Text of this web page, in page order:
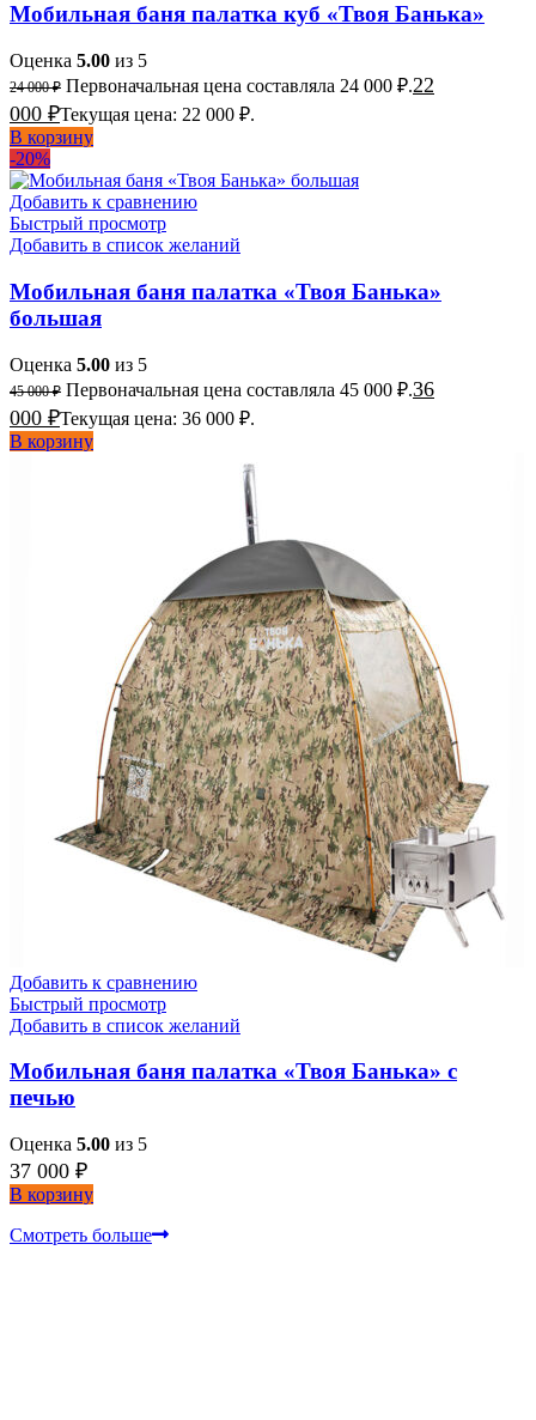
Мобильная баня палатка куб «Твоя Банька»
Оценка 5.00 из 5
24 000₽ Первоначальная цена составляла 24 000 ₽.22
000 ₽Текущая цена: 22 000 ₽.
В корзину
-20%
Добавить к сравнению
Быстрый просмотр
Добавить в список желаний
Мобильная баня палатка «Твоя Банька»
большая
Оценка 5.00 из 5
45 000₽ Первоначальная цена составляла 45 000 ₽.36
000 ₽Текущая цена: 36 000 ₽.
В корзину
Добавить к сравнению
Быстрый просмотр
Добавить в список желаний
Мобильная баня палатка «Твоя Банька» с
печью
Оценка 5.00 из 5
37 000 ₽
В корзину
Смотреть больше